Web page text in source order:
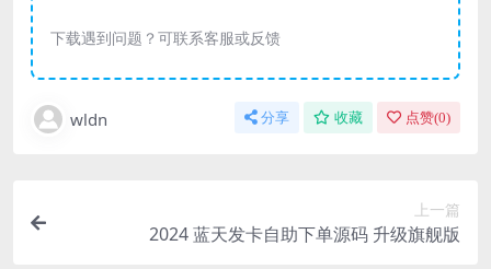
下载遇到问题？可联系客服或反馈
wldn 分享 收藏 点赞(0)
上一篇
2024 蓝天发卡自助下单源码 升级旗舰版